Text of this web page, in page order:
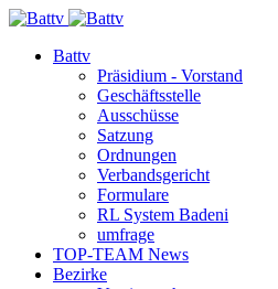
Battv
Präsidium - Vorstand
Geschäftsstelle
Ausschüsse
Satzung
Ordnungen
Verbandsgericht
Formulare
RL System Badeni
umfrage
TOP-TEAM News
Bezirke